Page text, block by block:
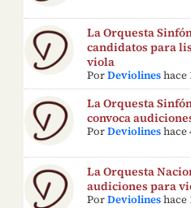
La Orquesta
candidatos para
viola
PorDeviolines hace
La Orquesta
convoca
PorDeviolines hace
La Orquesta
audiciones para
PorDeviolines hace